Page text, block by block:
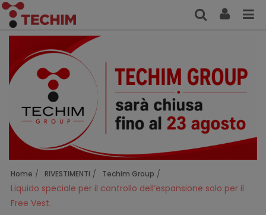
Home RIVESTIMENTI Techim Group
Liquido speciale per il controllo dell’espansione solo per il
Free Vest.